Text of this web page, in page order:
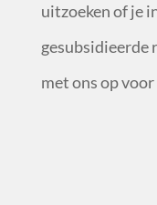
uitzoeken of je
gesubsidieerde
met ons op